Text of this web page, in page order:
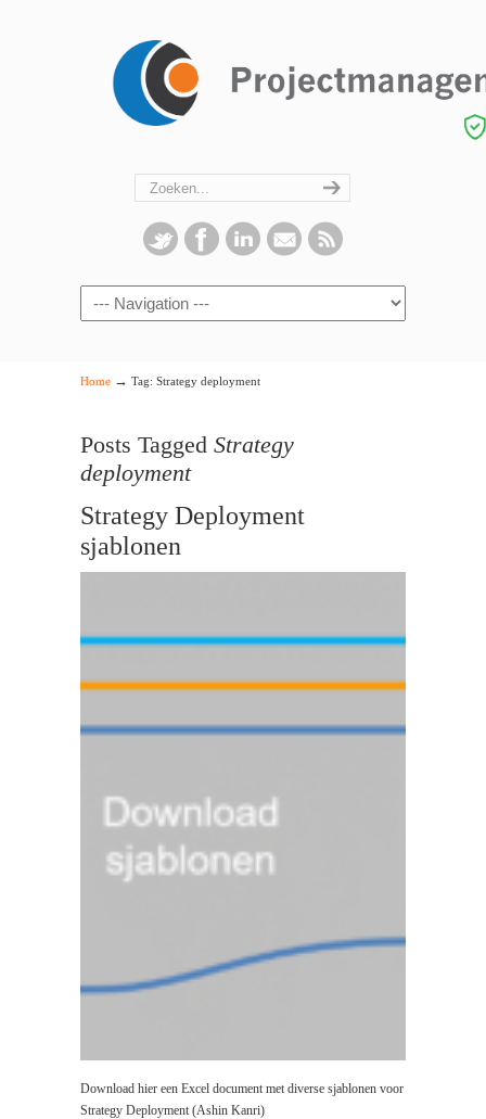
Navigation
Home → Tag: Strategy deployment
Posts Tagged Strategy
deployment
Strategy Deployment
sjablonen
Download hier een Excel document met diverse sjablonen voor
Strategy Deployment (Ashin Kanri)